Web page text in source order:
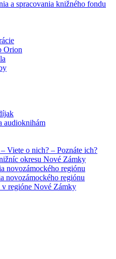
a spracovania knižného fondu
Orion
audioknihám
Viete o nich? – Poznáte ich?
okresu Nové Zámky
novozámockého regiónu
novozámockého regiónu
v regióne Nové Zámky